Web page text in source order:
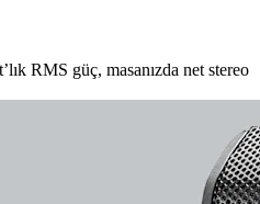
RMS güç, masanızda net stereo